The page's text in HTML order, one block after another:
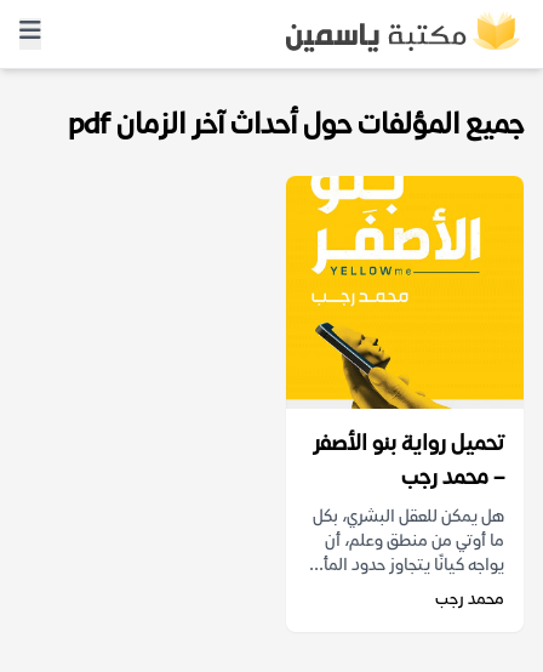
جميع المؤلفات حول أحداث آخر الزمان pdf
تحميل رواية بنو الأصفر
– محمد رجب
هل يمكن للعقل البشري، بكل
ما أوتي من منطق وعلم، أن
يواجه كيانًا يتجاوز حدود المأ...
محمد رجب